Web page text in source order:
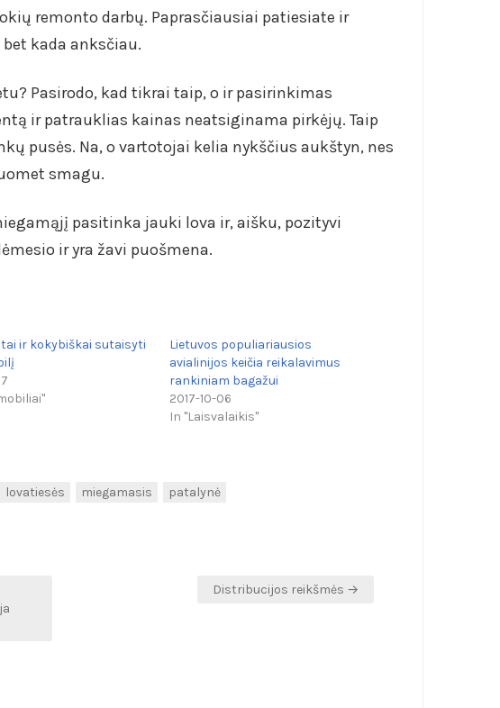
remonto darbų. Paprasčiausiai patiesiate ir
kada anksčiau.
Pasirodo, kad tikrai taip, o ir pasirinkimas
ir patrauklias kainas neatsiginama pirkėjų. Taip
pusės. Na, o vartotojai kelia nykščius aukštyn, nes
smagu.
pasitinka jauki lova ir, aišku, pozityvi
ir yra žavi puošmena.
ir kokybiškai sutaisyti
Lietuvos populiariausios
avialinijos keičia reikalavimus
rankiniam bagažui
2017-10-06
In "Laisvalaikis"
lovatiesės miegamasis patalynė
Distribucijos reikšmės →